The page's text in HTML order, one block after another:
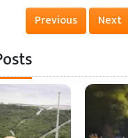
Previous Next